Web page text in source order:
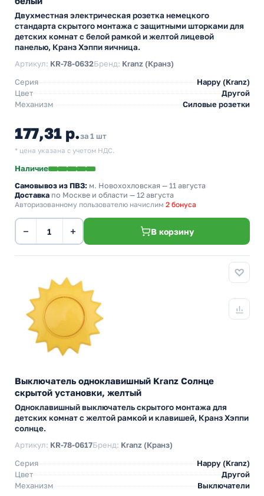
Двухместная электрическая розетка немецкого
стандарта скрытого монтажа с защитными шторками для
детских комнат с белой рамкой и желтой лицевой
панелью, Кранз Хэппи яичница.
Артикул: KR-78-0632Бренд: Kranz (Кранз)
Серия
Happy (Kranz)
Цвет
Другой
Механизм
Силовые розетки
177,31 р.за 1 шт
* цена указана с учетом НДС.
Наличие
Самовывоз из ПВЗ: м. Новохохловская — 11 августа
Доставка по Москве и области — 12 августа
Авторизованному пользователю начислим 2 бонуса
− + В корзину
Выключатель одноклавишный Kranz Солнце
скрытой установки, желтый
Одноклавишный выключатель скрытого монтажа для
детских комнат с желтой рамкой и клавишей, Кранз Хэппи
солнце.
Артикул: KR-78-0617Бренд: Kranz (Кранз)
Серия
Happy (Kranz)
Цвет
Другой
Механизм
Выключатели